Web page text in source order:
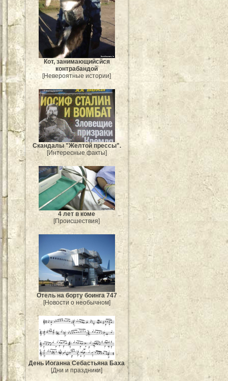
Кот, занимающийсйся
контрабандой
[Невероятные истории]
Скандалы "Желтой прессы".
[Интересные факты]
4 лет в коме
[Происшествия]
Отель на борту боинга 747
[Новости о необычном]
День Иоганна Себастьяна Баха
[Дни и праздники]